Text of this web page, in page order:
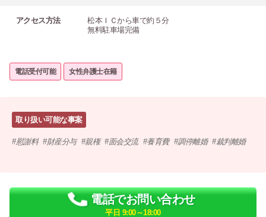
アクセス方法
松本ＩＣから車で約５分
無料駐車場完備
電話受付可能 女性弁護士在籍
取り扱い可能な事案
慰謝料 財産分与 親権 面会交流 養育費 調停離婚 裁判離婚
電話でお問い合わせ
平日 9:00～18:00